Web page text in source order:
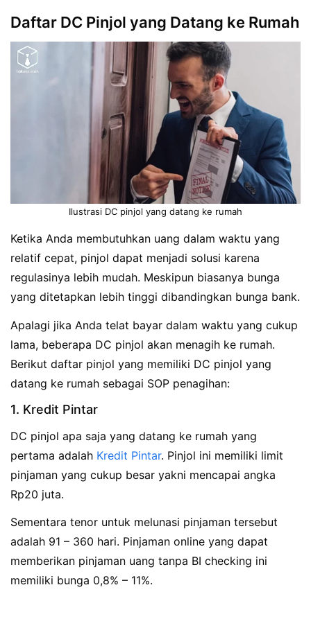
Daftar DC Pinjol yang Datang ke Rumah
Ilustrasi DC pinjol yang datang ke rumah
Ketika Anda membutuhkan uang dalam waktu yang
relatif cepat, pinjol dapat menjadi solusi karena
regulasinya lebih mudah. Meskipun biasanya bunga
yang ditetapkan lebih tinggi dibandingkan bunga bank.
Apalagi jika Anda telat bayar dalam waktu yang cukup
lama, beberapa DC pinjol akan menagih ke rumah.
Berikut daftar pinjol yang memiliki DC pinjol yang
datang ke rumah sebagai SOP penagihan:
1. Kredit Pintar
DC pinjol apa saja yang datang ke rumah yang
pertama adalah Kredit Pintar. Pinjol ini memiliki limit
pinjaman yang cukup besar yakni mencapai angka
Rp20 juta.
Sementara tenor untuk melunasi pinjaman tersebut
adalah 91 – 360 hari. Pinjaman online yang dapat
memberikan pinjaman uang tanpa BI checking ini
memiliki bunga 0,8% – 11%.